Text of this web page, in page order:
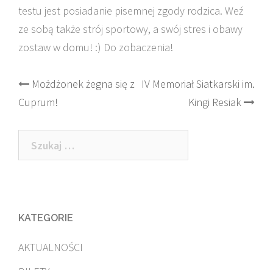
testu jest posiadanie pisemnej zgody rodzica. Weź
ze sobą także strój sportowy, a swój stres i obawy
zostaw w domu! :) Do zobaczenia!
Post
navigation
Możdżonek żegna się z
Cuprum!
IV Memoriał Siatkarski im.
Kingi Resiak
Szukaj:
KATEGORIE
AKTUALNOŚCI